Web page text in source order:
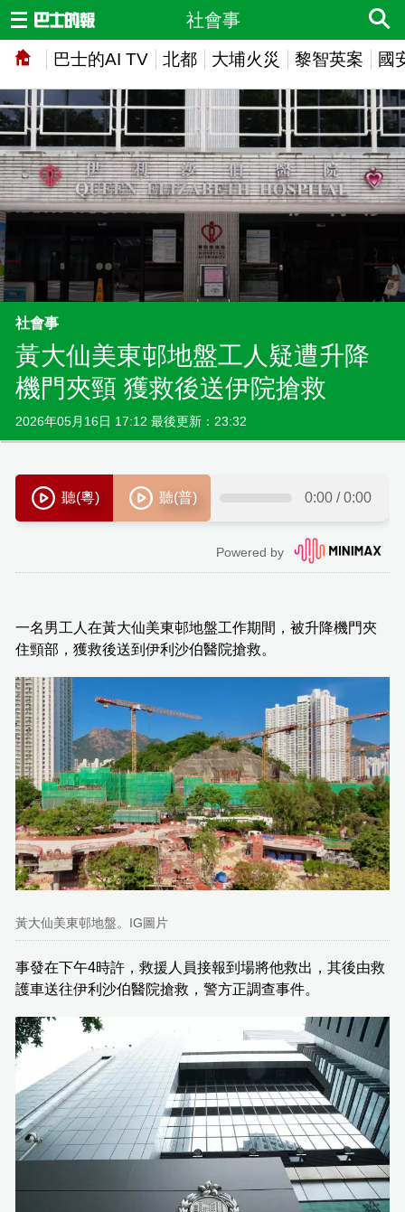
巴士的AI TV 北都 大埔火災 黎智英案 國
社會事
社會事
黃大仙美東邨地盤工人疑遭升降
機門夾頸 獲救後送伊院搶救
2026年05月16日 17:12 最後更新：23:32
一名男工人在黃大仙美東邨地盤工作期間，被升降機門夾
住頸部，獲救後送到伊利沙伯醫院搶救。
黃大仙美東邨地盤。IG圖片
事發在下午4時許，救援人員接報到場將他救出，其後由救
護車送往伊利沙伯醫院搶救，警方正調查事件。